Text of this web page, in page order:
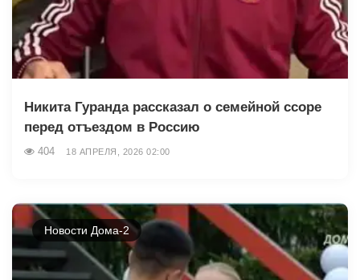
Никита Гуранда рассказал о семейной ссоре
перед отъездом в Россию
404 18 АПРЕЛЯ, 2026 02:00
Новости Дома-2